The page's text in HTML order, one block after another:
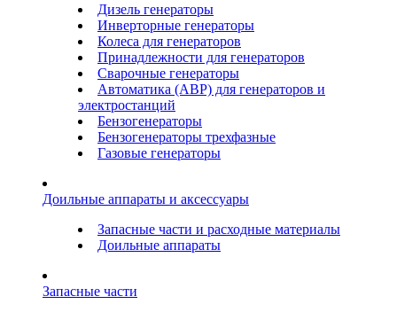
Дизель генераторы
Инверторные генераторы
Колеса для генераторов
Принадлежности для генераторов
Сварочные генераторы
Автоматика (АВР) для генераторов и
электростанций
Бензогенераторы
Бензогенераторы трехфазные
Газовые генераторы
Доильные аппараты и аксессуары
Запасные части и расходные материалы
Доильные аппараты
Запасные части